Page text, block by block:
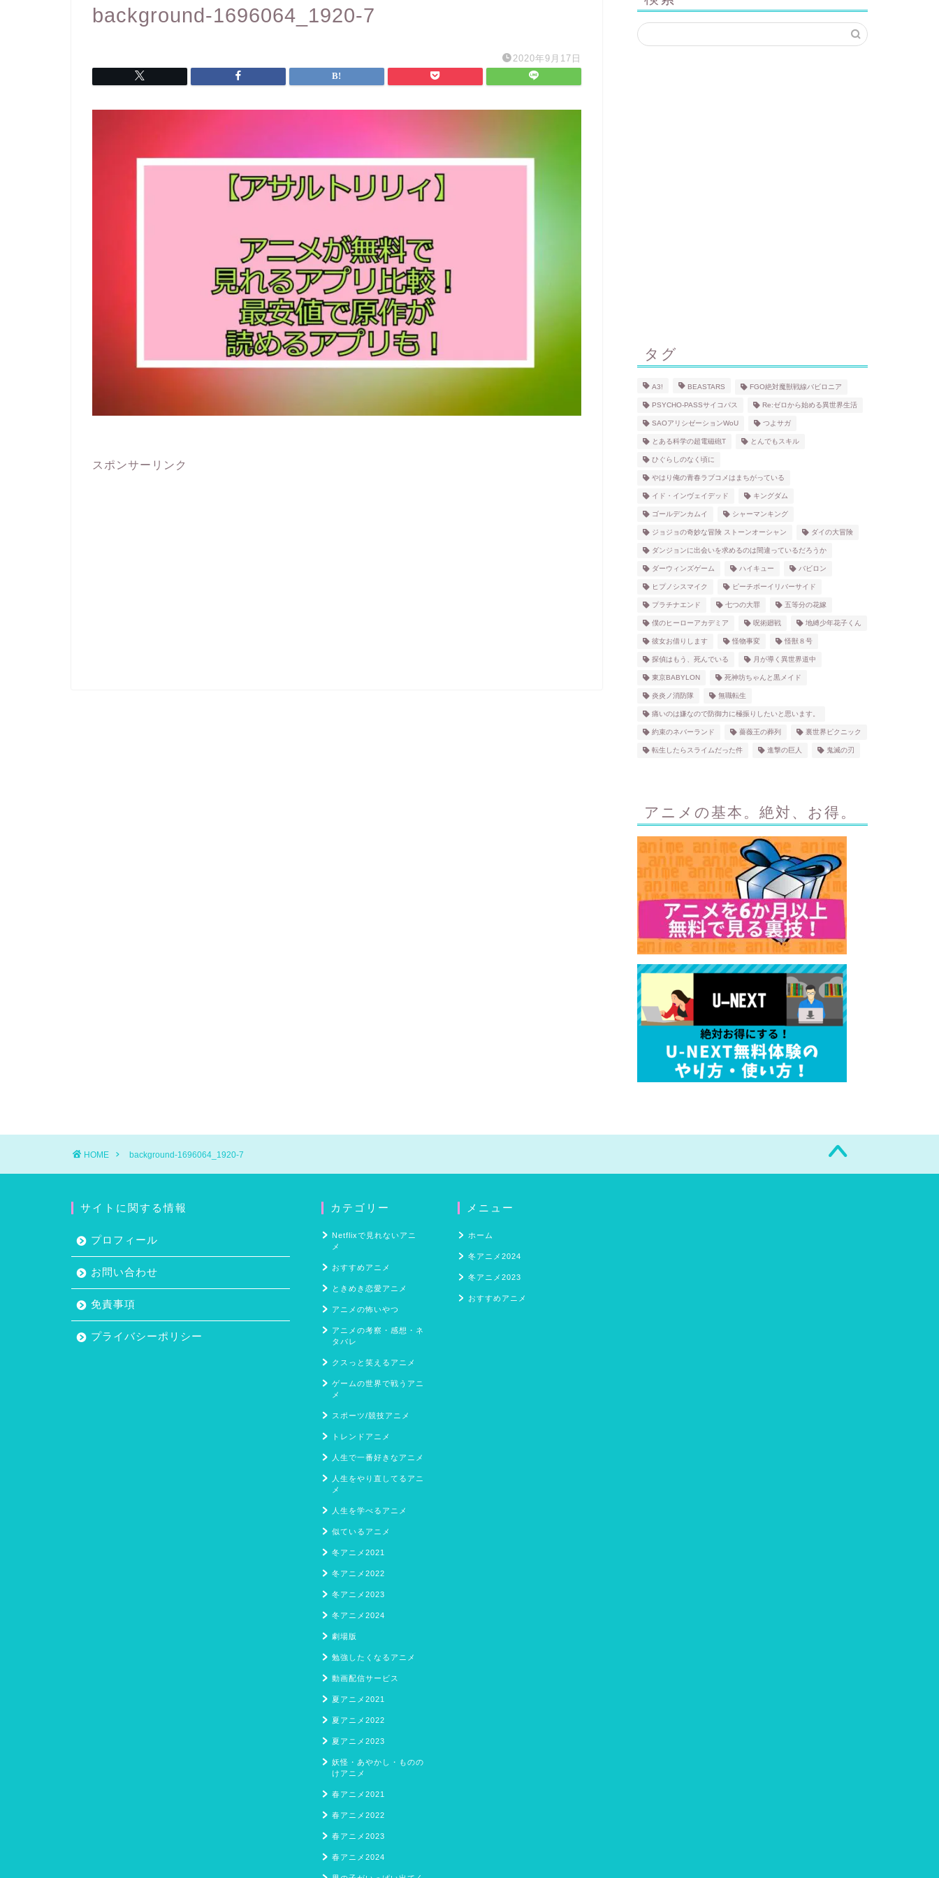
background-1696064_1920-7
2020年9月17日
スポンサーリンク
タグ
A3! BEASTARS FGO絶対魔獣戦線バビロニア
PSYCHO-PASSサイコパス Re:ゼロから始める異世界生活
SAOアリシゼーションWoU つよサガ
とある科学の超電磁砲T とんでもスキル
ひぐらしのなく頃に
やはり俺の青春ラブコメはまちがっている
イド・インヴェイデッド キングダム
ゴールデンカムイ シャーマンキング
ジョジョの奇妙な冒険 ストーンオーシャン ダイの大冒険
ダンジョンに出会いを求めるのは間違っているだろうか
ダーウィンズゲーム ハイキュー バビロン
ヒプノシスマイク ピーチボーイリバーサイド
プラチナエンド 七つの大罪 五等分の花嫁
僕のヒーローアカデミア 呪術廻戦 地縛少年花子くん
彼女お借りします 怪物事変 怪獣８号
探偵はもう、死んでいる 月が導く異世界道中
東京BABYLON 死神坊ちゃんと黒メイド
炎炎ノ消防隊 無職転生
痛いのは嫌なので防御力に極振りしたいと思います。
約束のネバーランド 薔薇王の葬列 裏世界ピクニック
転生したらスライムだった件 進撃の巨人 鬼滅の刃
アニメの基本。絶対、お得。
HOME background-1696064_1920-7
サイトに関する情報
プロフィール
お問い合わせ
免責事項
プライバシーポリシー
カテゴリー
Netflixで見れないアニ
メ
おすすめアニメ
ときめき恋愛アニメ
アニメの怖いやつ
アニメの考察・感想・ネ
タバレ
クスっと笑えるアニメ
ゲームの世界で戦うアニ
メ
スポーツ/競技アニメ
トレンドアニメ
人生で一番好きなアニメ
人生をやり直してるアニ
メ
人生を学べるアニメ
似ているアニメ
冬アニメ2021
冬アニメ2022
冬アニメ2023
冬アニメ2024
劇場版
勉強したくなるアニメ
動画配信サービス
夏アニメ2021
夏アニメ2022
夏アニメ2023
妖怪・あやかし・ものの
けアニメ
春アニメ2021
春アニメ2022
春アニメ2023
春アニメ2024
メニュー
ホーム
冬アニメ2024
冬アニメ2023
おすすめアニメ